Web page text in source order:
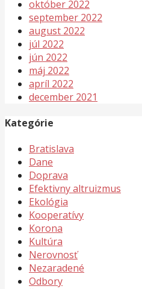
október 2022
september 2022
august 2022
júl 2022
jún 2022
máj 2022
apríl 2022
december 2021
Kategórie
Bratislava
Dane
Doprava
Efektivny altruizmus
Ekológia
Kooperatívy
Korona
Kultúra
Nerovnosť
Nezaradené
Odbory